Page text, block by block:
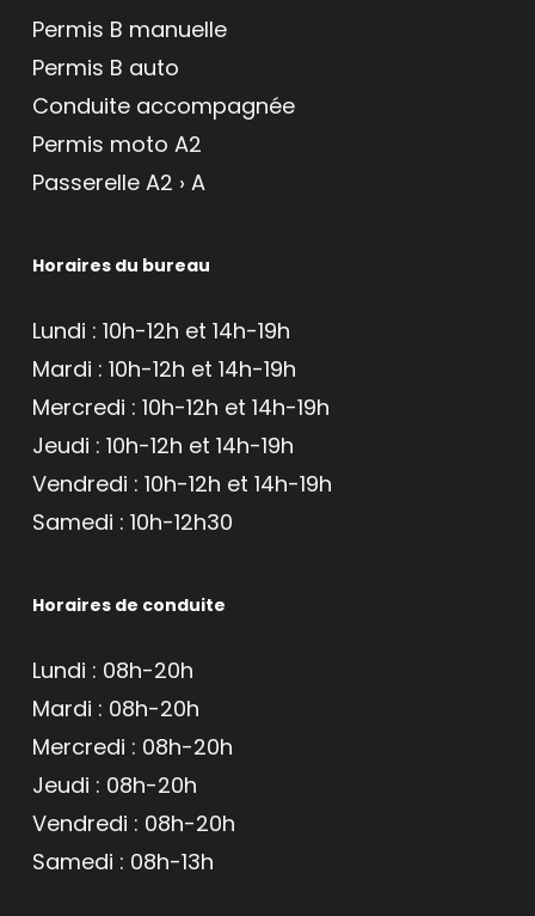
Permis B manuelle
Permis B auto
Conduite accompagnée
Permis moto A2
Passerelle A2 › A
Horaires du bureau
Lundi : 10h-12h et 14h-19h
Mardi : 10h-12h et 14h-19h
Mercredi : 10h-12h et 14h-19h
Jeudi : 10h-12h et 14h-19h
Vendredi : 10h-12h et 14h-19h
Samedi : 10h-12h30
Horaires de conduite
Lundi : 08h-20h
Mardi : 08h-20h
Mercredi : 08h-20h
Jeudi : 08h-20h
Vendredi : 08h-20h
Samedi : 08h-13h